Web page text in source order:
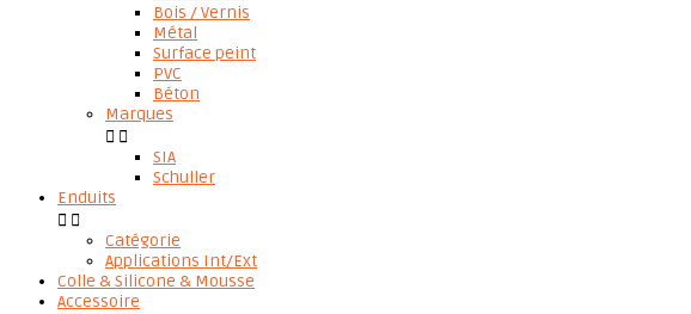
Bois / Vernis
Métal
Surface peint
PVC
Béton
Marques
 
SIA
Schuller
Enduits
 
Catégorie
Applications Int/Ext
Colle & Silicone & Mousse
Accessoire